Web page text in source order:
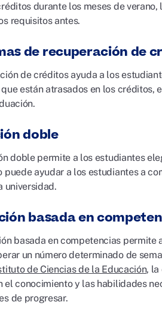
durante los meses de
requisitos antes.
de recuperación de
de créditos ayuda a los
están atrasados en los créditos,
doble
doble permite a los estudiantes
puede ayudar a los estudiantes a
universidad.
basada en
basada en competencias permite
un número determinado de
de Ciencias de la Educación, la
el conocimiento y las habilidades
de progresar.